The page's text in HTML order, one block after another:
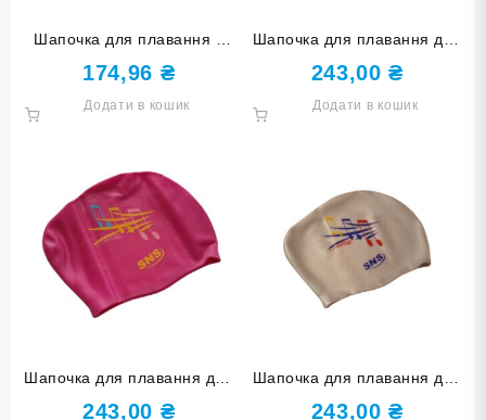
Шапочка для плавання у
футлярі SNS салатова SC-
СА
174,96 ₴
Додати в кошик
Шапочка для плавання для
довгого волосся SNS KW-1Г
blue music
243,00₴
Додати в кошик
Шапочка для плавання для
довгого волосся SNS KW-
243,00 ₴
Шапочка для плавання для
довгого волосся SNS KW-
243,00₴